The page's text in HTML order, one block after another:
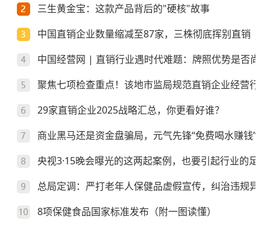
三生黄金宝：这款产品背后的"硬核"故事
中国直销企业数量缩减至87家，三株彻底挥别直销
中国经营网 | 直销行业遇时代难题：牌照优势是否尚存
聚焦七项检查重点！该地市监局规范直销企业经营行为
29家直销企业2025战略汇总，你更看好谁？
商业黑马还是资金盘骗局，元气先锋“免费喝水赚钱”靠
央视3·15晚会曝光的这两起案例，也要引起行业的足
总局定调：严打老年人保健品虚假宣传，纠治违规异
8项保健食品国家标准发布（附一图读懂）